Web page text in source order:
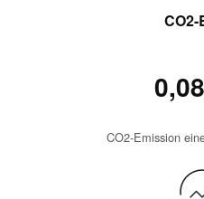
CO2-Emission